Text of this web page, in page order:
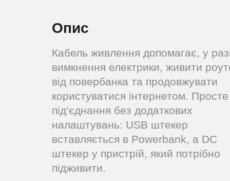
Опис
Кабель живлення допомагає, у
вимкнення електрики, живити
від повербанка та продовжувати
користуватися інтернетом. Просте
під’єднання без додаткових
налаштувань: USB штекер
вставляється в Powerbank, а DC
штекер у пристрій, який потрібно
підживити.